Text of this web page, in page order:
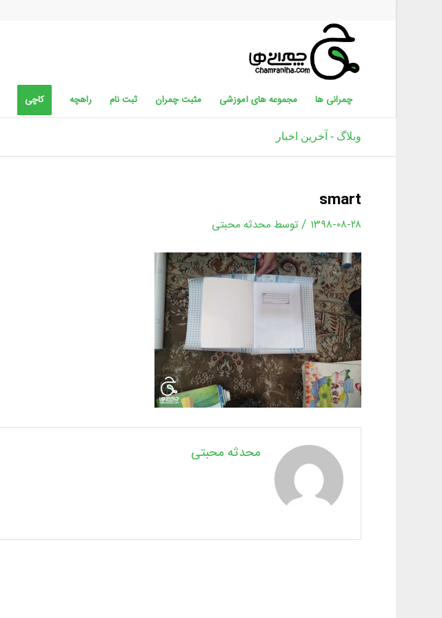
چمرانی ها مجموعه های آموزشی مثبت چمران ثبت نام راهچه کاچی
وبلاگ - آخرین اخبار
smart
۱۳۹۸-۰۸-۲۸ / توسط محدثه محبتی
محدثه محبتی